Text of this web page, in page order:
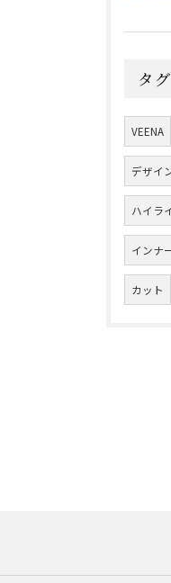
タグ
VEENA
デザイ
ハイラ
インナ
カット